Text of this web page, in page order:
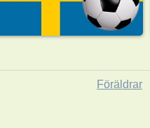
Föräldrar